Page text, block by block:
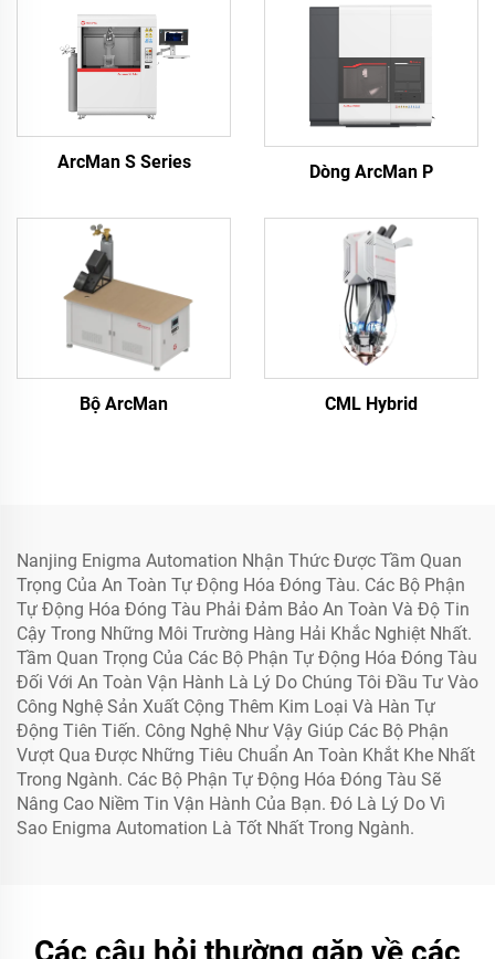
ArcMan S Series Dòng ArcMan P
Bộ ArcMan CML Hybrid
Nanjing Enigma Automation Nhận Thức Được Tầm Quan
Trọng Của An Toàn Tự Động Hóa Đóng Tàu. Các Bộ Phận
Tự Động Hóa Đóng Tàu Phải Đảm Bảo An Toàn Và Độ Tin
Cậy Trong Những Môi Trường Hàng Hải Khắc Nghiệt Nhất.
Tầm Quan Trọng Của Các Bộ Phận Tự Động Hóa Đóng Tàu
Đối Với An Toàn Vận Hành Là Lý Do Chúng Tôi Đầu Tư Vào
Công Nghệ Sản Xuất Cộng Thêm Kim Loại Và Hàn Tự
Động Tiên Tiến. Công Nghệ Như Vậy Giúp Các Bộ Phận
Vượt Qua Được Những Tiêu Chuẩn An Toàn Khắt Khe Nhất
Trong Ngành. Các Bộ Phận Tự Động Hóa Đóng Tàu Sẽ
Nâng Cao Niềm Tin Vận Hành Của Bạn. Đó Là Lý Do Vì
Sao Enigma Automation Là Tốt Nhất Trong Ngành.